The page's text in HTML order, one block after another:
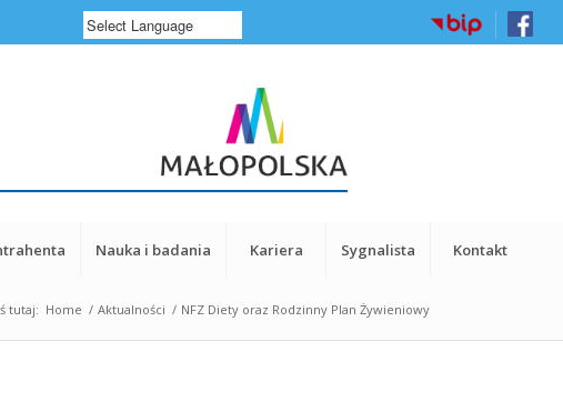
Nauka i badania Kariera Sygnalista Kontakt
tutaj: Home / Aktualności / NFZ Diety oraz Rodzinny Plan Żywieniowy